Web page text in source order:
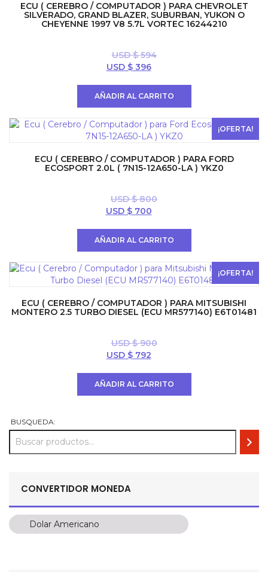
ECU ( CEREBRO / COMPUTADOR ) PARA CHEVROLET
SILVERADO, GRAND BLAZER, SUBURBAN, YUKON O
CHEYENNE 1997 V8 5.7L VORTEC 16244210
USD $594
El
era:
$ 594.
USD $396El
es:
$ 396.
AÑADIR AL CARRITO
¡OFERTA!
ECU ( CEREBRO / COMPUTADOR ) PARA FORD
ECOSPORT 2.0L ( 7N15-12A650-LA ) YKZ0
USD $800
El
era:
$ 800.
USD $700El
es:
$ 700.
AÑADIR AL CARRITO
¡OFERTA!
ECU ( CEREBRO / COMPUTADOR ) PARA MITSUBISHI
MONTERO 2.5 TURBO DIESEL (ECU MR577140) E6T01481
USD $900
El
era:
USD $792El
es:
AÑADIR AL CARRITO
BUSQUEDA:
CONVERTIDOR MONEDA
Dolar Americano
Dolar Americano